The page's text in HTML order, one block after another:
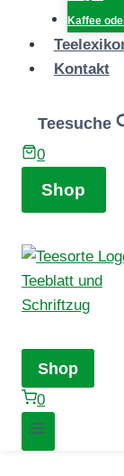
Kaffee
Kontakt
Teesuche
0
Shop
Shop
0